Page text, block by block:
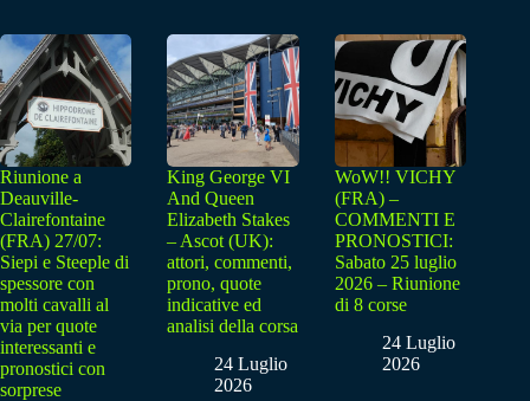
Riunione a
Deauville-
Clairefontaine
(FRA) 27/07:
Siepi e Steeple di
spessore con
molti cavalli al
via per quote
interessanti e
pronostici con
sorprese
King George VI
And Queen
Elizabeth Stakes
– Ascot (UK):
attori, commenti,
prono, quote
indicative ed
analisi della corsa
24 Luglio
2026
WoW!! VICHY
(FRA) –
COMMENTI E
PRONOSTICI:
Sabato 25 luglio
2026 – Riunione
di 8 corse
24 Luglio
2026